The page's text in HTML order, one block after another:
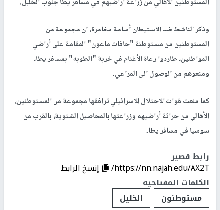
المستوطنين الأهالي من زراعة أراضيهم في مسافر يطا جنوب الخليل.
وذكر الناشط ضد الاستيطان أسامة مخامرة، ان مجموعة من
المستوطنين من مستوطنة "حافات ماعون" المقامة على أراضي
المواطنين، طاردوا رعاة الأغنام في خربة "الطوبه" بمسافر يطا،
ومنعوهم من الوصول الى المراعي.
كما منعت قوات الاحتلال الاسرائيلي ترافقها مجموعة من المستوطنين،
الأهالي من حراثة أراضيهم وزراعتها بالمحاصيل الشتوية، بالقرب من
سوسيا في مسافر يطا.
رابط قصير
https://nn.najah.edu/AX2T/
إنسخ الرابط
الكلمات المفتاحية
مستوطنون
الخليل